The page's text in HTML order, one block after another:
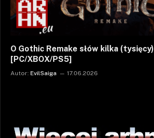
O Gothic Remake słów kilka (tysięcy)
[PC/XBOX/PS5]
Autor: EvilSaiga 17.06.2026